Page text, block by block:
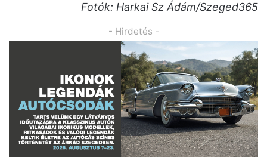
Fotók: Harkai Sz Ádám/Szeged365
- Hirdetés -